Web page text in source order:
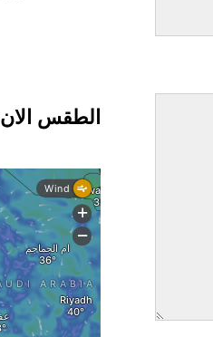
الطقس الان